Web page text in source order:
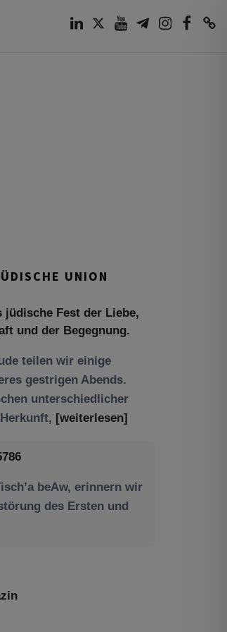
UNION
jüdische Fest der Liebe,
und der Begegnung.
teilen wir einige
gestrigen Abends.
unterschiedlicher
[weiterlesen]
beAw, erinnern wir
des Ersten und